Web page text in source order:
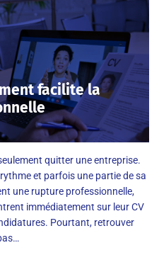
facilite la
quitter une entreprise.
et parfois une partie de sa
une rupture professionnelle,
immédiatement sur leur CV
Pourtant, retrouver